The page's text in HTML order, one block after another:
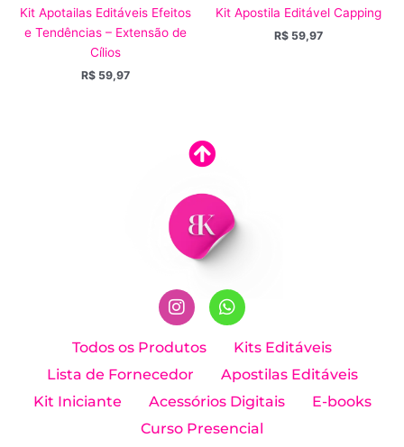
Kit Apotailas Editáveis Efeitos
e Tendências – Extensão de
Cílios
R$ 59,97
Kit Apostila Editável Capping
R$ 59,97
I
n
t
a
r
W
h
t
s
p
Todos os Produtos
Kits Editáveis
Lista de Fornecedor
Apostilas Editáveis
Kit Iniciante
Acessórios Digitais
E-books
Curso Presencial